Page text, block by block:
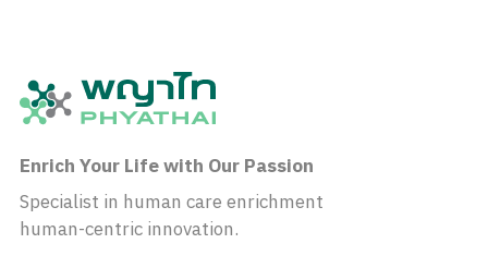
Enrich Your Life with Our Passion
Specialist in human care enrichment
human-centric innovation.